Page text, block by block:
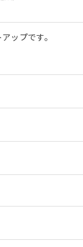
ップです。